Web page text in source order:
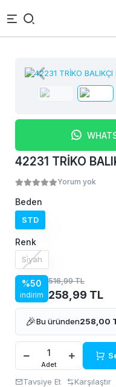
42231 TRİKO
Yorum yok
Beden
STD
Renk
Si̇yah
%50
indirim
516,99 TL
258,99 TL
🎉Bu üründen258,00
Adet
Tavsiye Et Karşılaştır